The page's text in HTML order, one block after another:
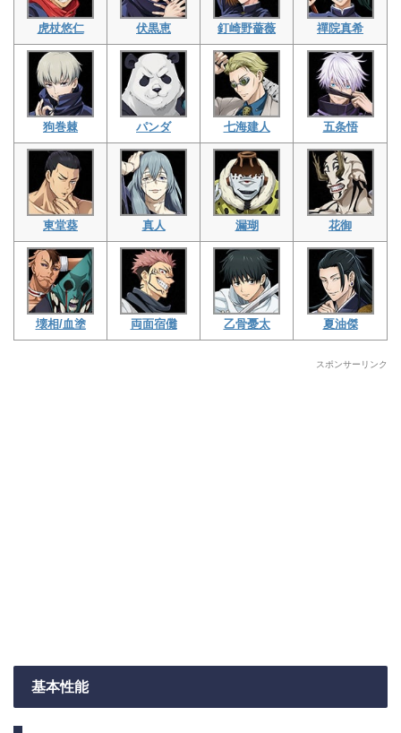
虎杖悠仁 伏黒恵 釘崎野薔薇 禪院真希
狗巻棘 パンダ 七海建人 五条悟
東堂葵 真人 漏瑚 花御
壊相/血塗 両面宿儺 乙骨憂太 夏油傑
スポンサーリンク
基本性能